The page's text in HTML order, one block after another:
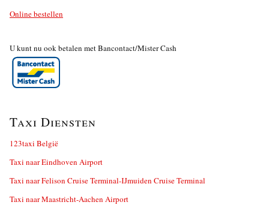
Online bestellen
U kunt nu ook betalen met Bancontact/Mister Cash
Taxi Diensten
123taxi België
Taxi naar Eindhoven Airport
Taxi naar Felison Cruise Terminal-IJmuiden Cruise Terminal
Taxi naar Maastricht-Aachen Airport